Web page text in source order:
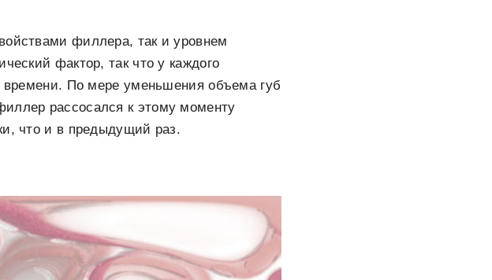
филлера, так и уровнем
фактор, так что у каждого
времени. По мере уменьшения объема губ
рассосался к этому моменту
что и в предыдущий раз.